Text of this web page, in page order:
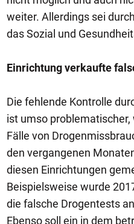
weiter. Allerdings sei
das Sozial und
Einrichtung verkaufte
Die fehlende Kontrolle
ist umso
Fälle von
den vergangenen
diesen Einrichtungen
Beispielsweise wurde
die falsche Drogentests
Ebenso soll ein in dem